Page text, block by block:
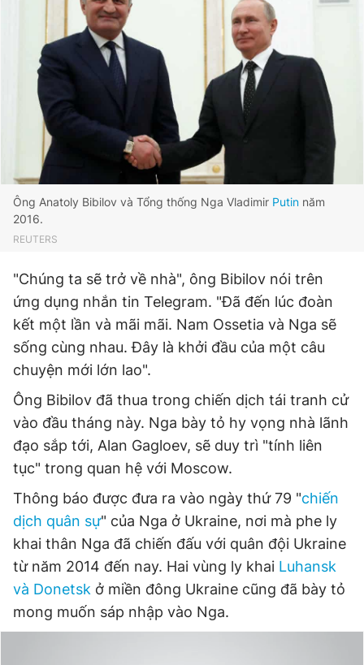
Phó tổng biên tập thường trực: Hải Thành
Phó tổng biên tập: Lâm Hiếu Dũng
Phó tổng biên tập: Trần Việt Hưng
Tổng thư ký tòa soạn: Đức Trung
Giấy phép xuất bản số 110/GP - BTTTT cấp ngày 24.3.2020
© 2003-2026 Bản quyền thuộc về Báo Thanh Niên. Cấm sao
chép dưới mọi hình thức nếu không có sự chấp thuận bằng văn
bản. Phát triển bởi ePi Technologies, JSC.
Ông Anatoly Bibilov và Tổng thống Nga Vladimir Putin năm
2016.
REUTERS
"Chúng ta sẽ trở về nhà", ông Bibilov nói trên
ứng dụng nhắn tin Telegram. "Đã đến lúc đoàn
kết một lần và mãi mãi. Nam Ossetia và Nga sẽ
sống cùng nhau. Đây là khởi đầu của một câu
chuyện mới lớn lao".
Ông Bibilov đã thua trong chiến dịch tái tranh cử
vào đầu tháng này. Nga bày tỏ hy vọng nhà lãnh
đạo sắp tới, Alan Gagloev, sẽ duy trì "tính liên
tục" trong quan hệ với Moscow.
Thông báo được đưa ra vào ngày thứ 79 "chiến
dịch quân sự" của Nga ở Ukraine, nơi mà phe ly
khai thân Nga đã chiến đấu với quân đội Ukraine
từ năm 2014 đến nay. Hai vùng ly khai Luhansk
và Donetsk ở miền đông Ukraine cũng đã bày tỏ
mong muốn sáp nhập vào Nga.